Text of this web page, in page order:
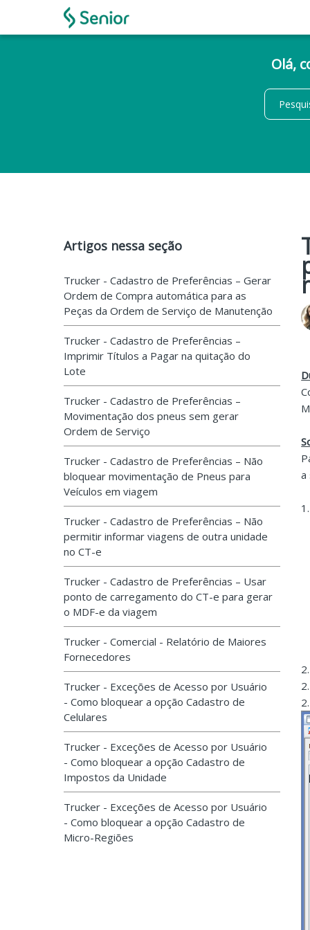
Olá,
Artigos nessa seção
Trucker - Cadastro de Preferências – Gerar
Ordem de Compra automática para as
Peças da Ordem de Serviço de Manutenção
Trucker - Cadastro de Preferências –
Imprimir Títulos a Pagar na quitação do
Lote
Trucker - Cadastro de Preferências –
Movimentação dos pneus sem gerar
Ordem de Serviço
Trucker - Cadastro de Preferências – Não
bloquear movimentação de Pneus para
Veículos em viagem
Trucker - Cadastro de Preferências – Não
permitir informar viagens de outra unidade
no CT-e
Trucker - Cadastro de Preferências – Usar
ponto de carregamento do CT-e para gerar
o MDF-e da viagem
Trucker - Comercial - Relatório de Maiores
Fornecedores
Trucker - Exceções de Acesso por Usuário
- Como bloquear a opção Cadastro de
Celulares
Trucker - Exceções de Acesso por Usuário
- Como bloquear a opção Cadastro de
Impostos da Unidade
Trucker - Exceções de Acesso por Usuário
- Como bloquear a opção Cadastro de
Micro-Regiões
a